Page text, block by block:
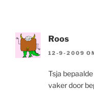
Roos
12-9-2009
Tsja
vaker door